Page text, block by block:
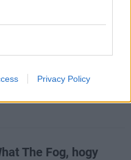
Privacy Policy
behúzni a
fejlesztőinek
The Fog, hogy